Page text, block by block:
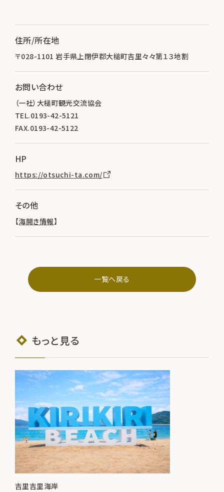
住所/所在地
〒028-1101 岩手県上閉伊郡大槌町吉里々々第１３地割
お問い合わせ
（一社）大槌町観光交流協会
TEL.0193-42-5121
FAX.0193-42-5122
HP
https://otsuchi-ta.com/
その他
【海開き情報】
一覧へ戻る
もっと見る
吉里吉里海岸